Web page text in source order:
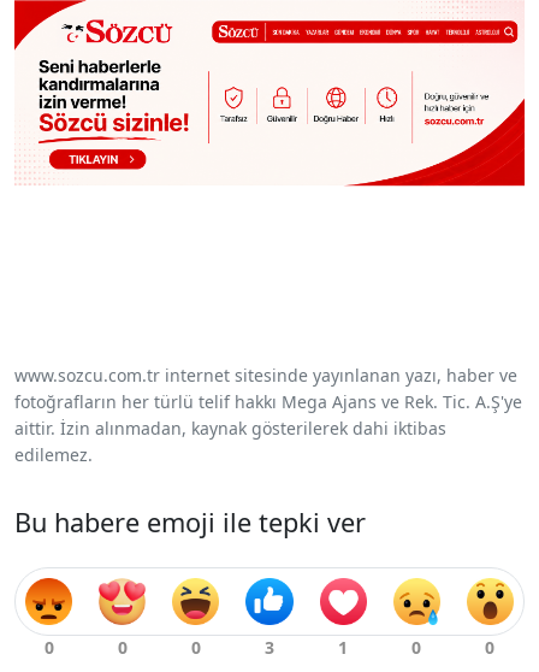
www.sozcu.com.tr internet sitesinde yayınlanan yazı, haber ve
fotoğrafların her türlü telif hakkı Mega Ajans ve Rek. Tic. A.Ş'ye
aittir. İzin alınmadan, kaynak gösterilerek dahi iktibas
edilemez.
Bu habere emoji ile tepki ver